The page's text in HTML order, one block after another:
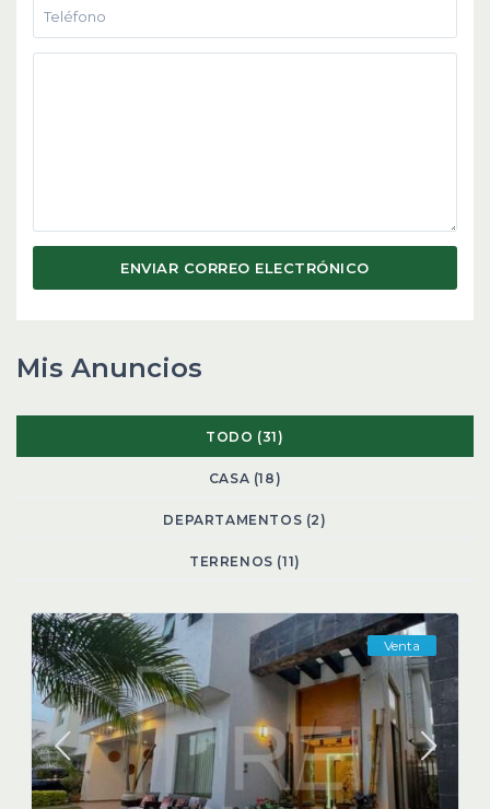
Mis Anuncios
TODO (31)
CASA (18)
DEPARTAMENTOS (2)
TERRENOS (11)
Venta